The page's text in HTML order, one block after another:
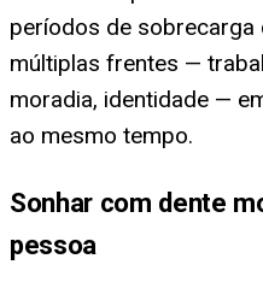
períodos de sobrecarga
múltiplas frentes —
moradia, identidade —
ao mesmo tempo.
Sonhar com dente
pessoa